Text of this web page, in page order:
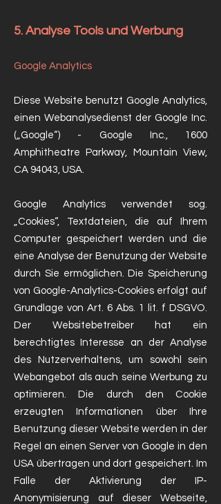
5. Analyse Tools und Werbung
Google Analytics
Diese Website benutzt Google Analytics,
einen Webanalysedienst der Google Inc.
(„Google“) - Google Inc., 1600
Amphitheatre Parkway, Mountain View,
CA 94043, USA.
Google Analytics verwendet sog.
„Cookies“, Textdateien, die auf Ihrem
Computer gespeichert werden und die
eine Analyse der Benutzung der Website
durch Sie ermöglichen. Die Speicherung
von Google-Analytics-Cookies erfolgt auf
Grundlage von Art. 6 Abs. 1 lit. f DSGVO.
Der Websitebetreiber hat ein
berechtigtes Interesse an der Analyse
des Nutzerverhaltens, um sowohl sein
Webangebot als auch seine Werbung zu
optimieren. Die durch den Cookie
erzeugten Informationen über Ihre
Benutzung dieser Website werden in der
Regel an einen Server von Google in den
USA übertragen und dort gespeichert. Im
Falle der Aktivierung der IP-
Anonymisierung auf dieser Webseite,